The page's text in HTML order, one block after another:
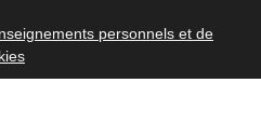
personnels et de